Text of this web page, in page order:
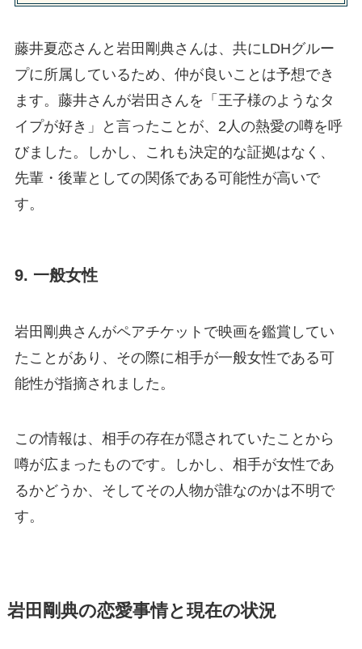
藤井夏恋さんと岩田剛典さんは、共にLDHグルー
プに所属しているため、仲が良いことは予想でき
ます。藤井さんが岩田さんを「王子様のようなタ
イプが好き」と言ったことが、2人の熱愛の噂を呼
びました。しかし、これも決定的な証拠はなく、
先輩・後輩としての関係である可能性が高いで
す。
9. 一般女性
岩田剛典さんがペアチケットで映画を鑑賞してい
たことがあり、その際に相手が一般女性である可
能性が指摘されました。
この情報は、相手の存在が隠されていたことから
噂が広まったものです。しかし、相手が女性であ
るかどうか、そしてその人物が誰なのかは不明で
す。
岩田剛典の恋愛事情と現在の状況